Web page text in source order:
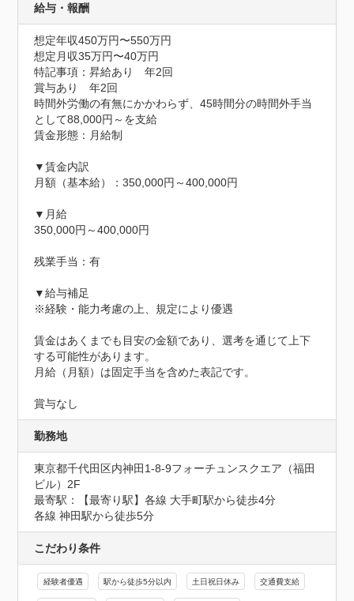
給与・報酬
想定年収450万円〜550万円
想定月収35万円〜40万円
特記事項：昇給あり　年2回
賞与あり　年2回
時間外労働の有無にかかわらず、45時間分の時間外手当
として88,000円～を支給
賃金形態：月給制
▼賃金内訳
月額（基本給）：350,000円～400,000円
▼月給
350,000円～400,000円
残業手当：有
▼給与補足
※経験・能力考慮の上、規定により優遇
賃金はあくまでも目安の金額であり、選考を通じて上下
する可能性があります。
月給（月額）は固定手当を含めた表記です。
賞与なし
勤務地
東京都千代田区内神田1-8-9フォーチュンスクエア（福田
ビル）2F
最寄駅：【最寄り駅】各線 大手町駅から徒歩4分
各線 神田駅から徒歩5分
こだわり条件
経験者優遇 駅から徒歩5分以内 土日祝日休み 交通費支給